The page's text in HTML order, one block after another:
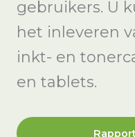
gebruikers. U
het inleveren
inkt- en
en tablets.